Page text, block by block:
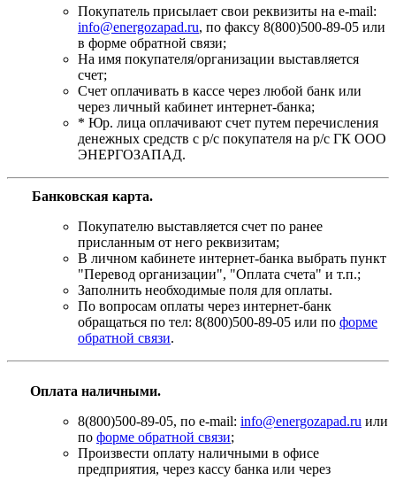
Покупатель присылает свои реквизиты на e-mail:
info@energozapad.ru, по факсу 8(800)500-89-05 или
в форме обратной связи;
На имя покупателя/организации выставляется
счет;
Счет оплачивать в кассе через любой банк или
через личный кабинет интернет-банка;
* Юр. лица оплачивают счет путем перечисления
денежных средств с р/с покупателя на р/с ГК ООО
ЭНЕРГОЗАПАД.
Банковская карта.
Покупателю выставляется счет по ранее
присланным от него реквизитам;
В личном кабинете интернет-банка выбрать пункт
"Перевод организации", "Оплата счета" и т.п.;
Заполнить необходимые поля для оплаты.
По вопросам оплаты через интернет-банк
обращаться по тел: 8(800)500-89-05 или по форме
обратной связи.
Оплата наличными.
8(800)500-89-05, по e-mail: info@energozapad.ru или
по форме обратной связи;
Произвести оплату наличными в офисе
предприятия, через кассу банка или через